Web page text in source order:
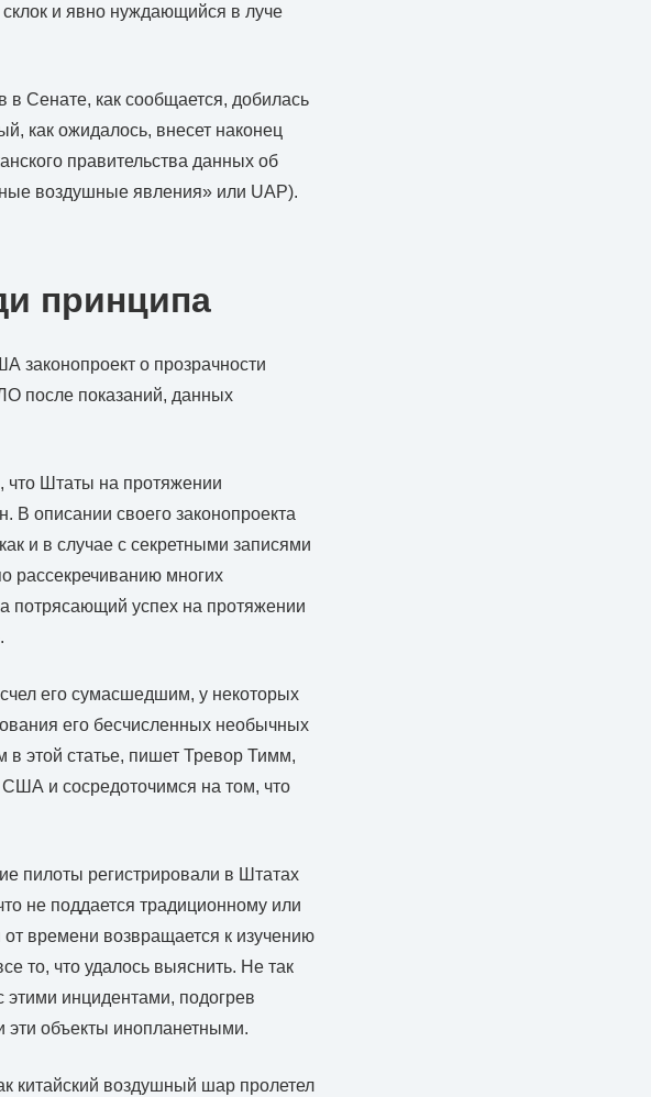
и явно нуждающийся в луче
в Сенате, как сообщается, добилась
как ожидалось, внесет наконец
правительства данных об
воздушные явления» или UAP).
принципа
законопроект о прозрачности
после показаний, данных
что Штаты на протяжении
В описании своего законопроекта
и в случае с секретными записями
рассекречиванию многих
потрясающий успех на протяжении
его сумасшедшим, у некоторых
его бесчисленных необычных
в этой статье, пишет Тревор Тимм,
и сосредоточимся на том, что
пилоты регистрировали в Штатах
не поддается традиционному или
времени возвращается к изучению
то, что удалось выяснить. Не так
инцидентами, подогрев
объекты инопланетными.
китайский воздушный шар пролетел